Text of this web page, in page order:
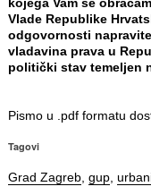
Vlade Republike
odgovornosti
vladavina prava u
politički stav temeljen
Pismo u .pdf formatu
Tagovi
Grad Zagreb, gup,